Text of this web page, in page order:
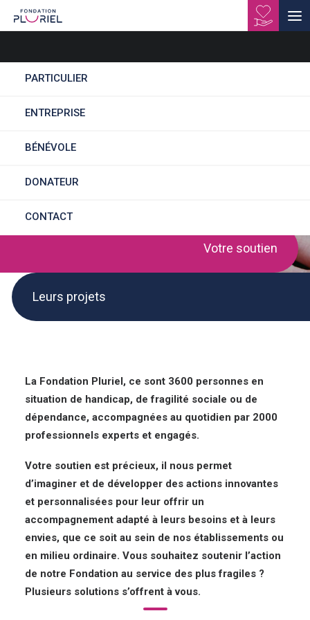
PARTICULIER
ENTREPRISE
BÉNÉVOLE
DONATEUR
CONTACT
Soutenez-nous
Votre soutien
Leurs projets
La Fondation Pluriel, ce sont 3600 personnes en
situation de handicap, de fragilité sociale ou de
dépendance, accompagnées au quotidien par 2000
professionnels experts et engagés.
Votre soutien est précieux, il nous permet
d’imaginer et de développer des actions innovantes
et personnalisées pour leur offrir un
accompagnement adapté à leurs besoins et à leurs
envies, que ce soit au sein de nos établissements ou
en milieu ordinaire. Vous souhaitez soutenir l’action
de notre Fondation au service des plus fragiles ?
Plusieurs solutions s’offrent à vous.